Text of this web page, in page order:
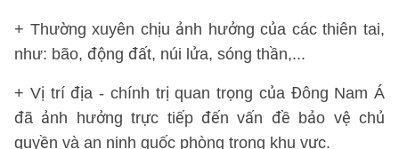
+ Thường xuyên chịu ảnh hưởng của các thiên tai,
như: bão, động đất, núi lửa, sóng thần,...
+ Vị trí địa - chính trị quan trọng của Đông Nam Á
đã ảnh hưởng trực tiếp đến vấn đề bảo vệ chủ
quyền và an ninh quốc phòng trong khu vực.